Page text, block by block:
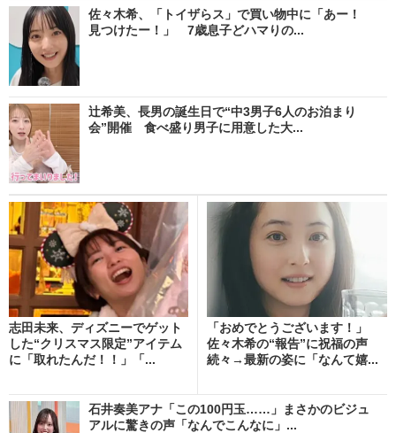
佐々木希、「トイザらス」で買い物中に「あー！
見つけたー！」 7歳息子どハマりの...
辻希美、長男の誕生日で“中3男子6人のお泊まり
会”開催 食べ盛り男子に用意した大...
志田未来、ディズニーでゲット
した“クリスマス限定”アイテム
に「取れたんだ！！」「...
「おめでとうございます！」
佐々木希の“報告”に祝福の声
続々→最新の姿に「なんて嬉...
石井奏美アナ「この100円玉……」まさかのビジュ
アルに驚きの声「なんでこんなに」...